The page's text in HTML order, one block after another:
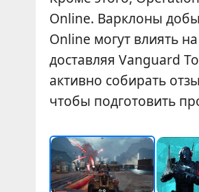
Online. Варклоны
Online могут влиять
доставляя Vanguard
активно собирать
чтобы подготовить